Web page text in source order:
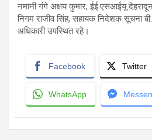
नमानी गंगे अक्षय कुमार, ईई.एसआईयू
निगम राजीव सिंह, सहायक निदेशक सूचना
अधिकारी उपस्थित रहे।
Facebook Twitter
WhatsApp